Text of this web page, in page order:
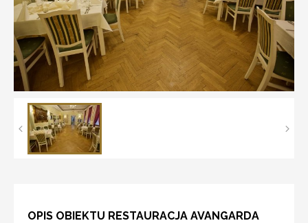
OPIS OBIEKTU RESTAURACJA AVANGARDA